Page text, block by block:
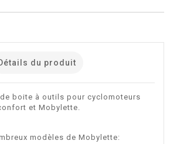
du produit
boite à outils pour cyclomoteurs
et Mobylette.
modèles de Mobylette: